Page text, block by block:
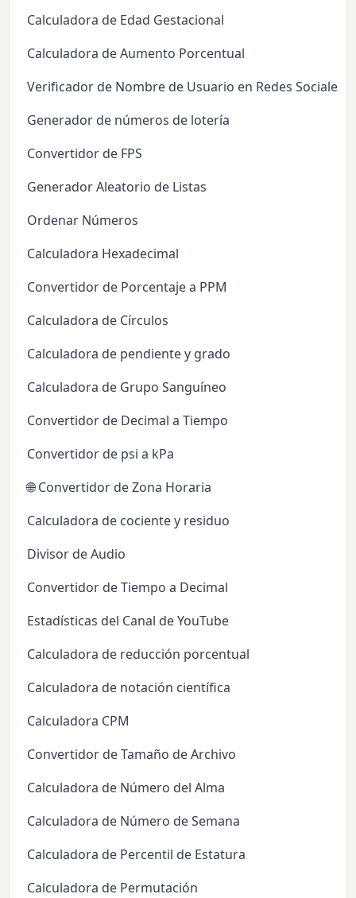
Calculadora de Edad Gestacional
Calculadora de Aumento Porcentual
Verificador de Nombre de Usuario en Redes Sociales
Generador de números de lotería
Convertidor de FPS
Generador Aleatorio de Listas
Ordenar Números
Calculadora Hexadecimal
Convertidor de Porcentaje a PPM
Calculadora de Círculos
Calculadora de pendiente y grado
Calculadora de Grupo Sanguíneo
Convertidor de Decimal a Tiempo
Convertidor de psi a kPa
🌐 Convertidor de Zona Horaria
Calculadora de cociente y residuo
Divisor de Audio
Convertidor de Tiempo a Decimal
Estadísticas del Canal de YouTube
Calculadora de reducción porcentual
Calculadora de notación científica
Calculadora CPM
Convertidor de Tamaño de Archivo
Calculadora de Número del Alma
Calculadora de Número de Semana
Calculadora de Percentil de Estatura
Calculadora de Permutación